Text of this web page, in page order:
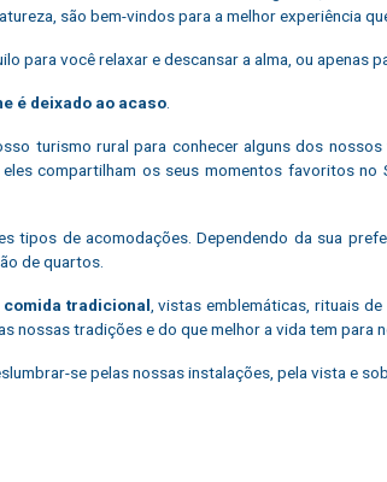
são bem-vindos para a melhor experiência
para você relaxar e descansar a alma, ou apenas
é deixado ao acaso.
turismo rural para conhecer alguns dos
compartilham os seus momentos favoritos
tipos de acomodações. Dependendo da sua
de quartos.
comida tradicional, vistas emblemáticas, rituais
nossas tradições e do que melhor a vida tem para
se pelas nossas instalações, pela vista e